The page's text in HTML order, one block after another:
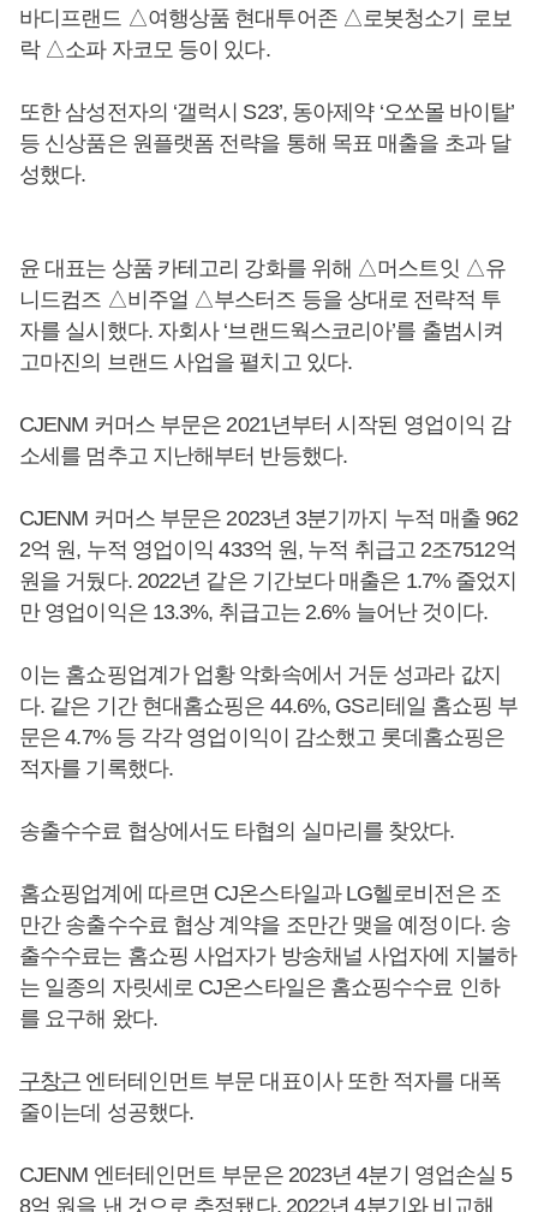
바디프랜드 △여행상품 현대투어존 △로봇청소기 로보
락 △소파 자코모 등이 있다.
또한 삼성전자의 ‘갤럭시 S23’, 동아제약 ‘오쏘몰 바이탈’
등 신상품은 원플랫폼 전략을 통해 목표 매출을 초과 달
성했다.
윤 대표는 상품 카테고리 강화를 위해 △머스트잇 △유
니드컴즈 △비주얼 △부스터즈 등을 상대로 전략적 투
자를 실시했다. 자회사 ‘브랜드웍스코리아’를 출범시켜
고마진의 브랜드 사업을 펼치고 있다.
CJENM 커머스 부문은 2021년부터 시작된 영업이익 감
소세를 멈추고 지난해부터 반등했다.
CJENM 커머스 부문은 2023년 3분기까지 누적 매출 962
2억 원, 누적 영업이익 433억 원, 누적 취급고 2조7512억
원을 거뒀다. 2022년 같은 기간보다 매출은 1.7% 줄었지
만 영업이익은 13.3%, 취급고는 2.6% 늘어난 것이다.
이는 홈쇼핑업계가 업황 악화속에서 거둔 성과라 값지
다. 같은 기간 현대홈쇼핑은 44.6%, GS리테일 홈쇼핑 부
문은 4.7% 등 각각 영업이익이 감소했고 롯데홈쇼핑은
적자를 기록했다.
송출수수료 협상에서도 타협의 실마리를 찾았다.
홈쇼핑업계에 따르면 CJ온스타일과 LG헬로비전은 조
만간 송출수수료 협상 계약을 조만간 맺을 예정이다. 송
출수수료는 홈쇼핑 사업자가 방송채널 사업자에 지불하
는 일종의 자릿세로 CJ온스타일은 홈쇼핑수수료 인하
를 요구해 왔다.
구창근 엔터테인먼트 부문 대표이사 또한 적자를 대폭
줄이는데 성공했다.
CJENM 엔터테인먼트 부문은 2023년 4분기 영업손실 5
8억 원을 낸 것으로 추정됐다. 2022년 4분기와 비교해